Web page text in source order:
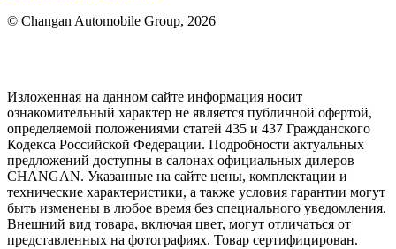
© Changan Automobile Group, 2026
Изложенная на данном сайте информация носит
ознакомительный характер не является публичной офертой,
определяемой положениями статей 435 и 437 Гражданского
Кодекса Российской Федерации. Подробности актуальных
предложений доступны в салонах официальных дилеров
CHANGAN. Указанные на сайте цены, комплектации и
технические характеристики, а также условия гарантии могут
быть изменены в любое время без специального уведомления.
Внешний вид товара, включая цвет, могут отличаться от
представленных на фотографиях. Товар сертифицирован.